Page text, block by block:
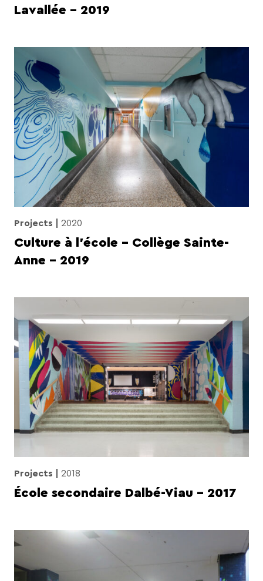
Lavallée – 2019
Projects 2020
Culture à l’école – Collège Sainte-
Anne – 2019
Projects 2018
École secondaire Dalbé-Viau – 2017